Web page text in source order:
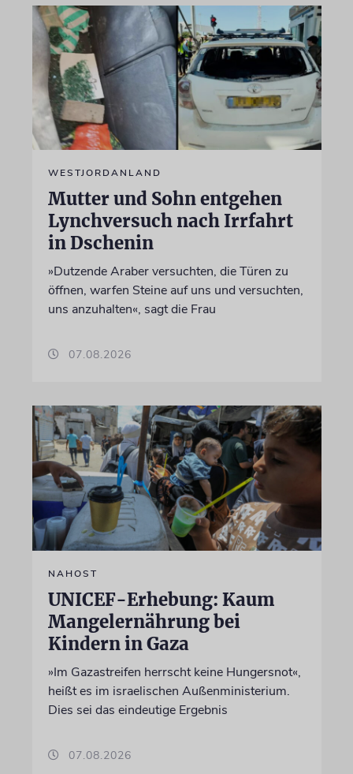
WESTJORDANLAND
Mutter und Sohn entgehen
Lynchversuch nach Irrfahrt
in Dschenin
»Dutzende Araber versuchten, die Türen zu
öffnen, warfen Steine auf uns und versuchten,
uns anzuhalten«, sagt die Frau
07.08.2026
NAHOST
UNICEF-Erhebung: Kaum
Mangelernährung bei
Kindern in Gaza
»Im Gazastreifen herrscht keine Hungersnot«,
heißt es im israelischen Außenministerium.
Dies sei das eindeutige Ergebnis
07.08.2026